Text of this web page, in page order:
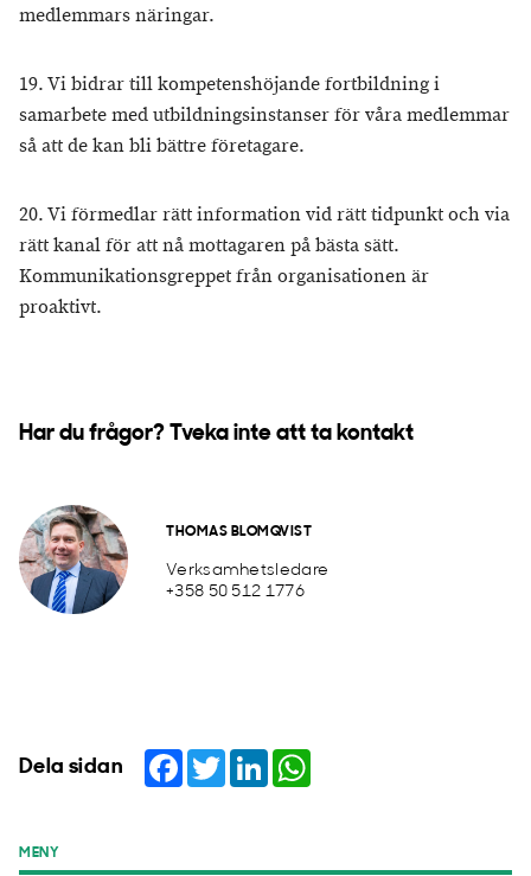
medlemmars näringar.
19. Vi bidrar till kompetenshöjande fortbildning i
samarbete med utbildningsinstanser för våra medlemmar
så att de kan bli bättre företagare.
20. Vi förmedlar rätt information vid rätt tidpunkt och via
rätt kanal för att nå mottagaren på bästa sätt.
Kommunikationsgreppet från organisationen är
proaktivt.
Har du frågor? Tveka inte att ta kontakt
THOMAS BLOMQVIST
Verksamhetsledare
+358 50 512 1776
Dela sidan Facebook
TwitterLinkedIn
MENY